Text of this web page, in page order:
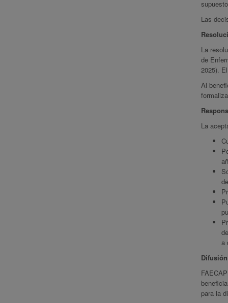
Las
La
de
2025).
Al
La
a
Difusión
para la